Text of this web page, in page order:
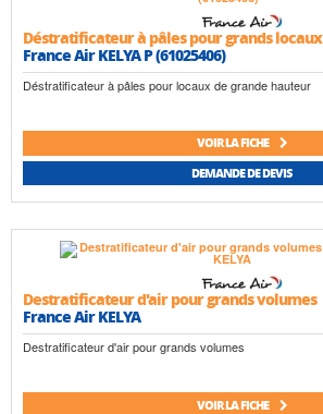
Déstratificateur à pâles pour grands locaux
France Air KELYA P (61025406)
Déstratificateur à pâles pour locaux de grande hauteur
VOIR LA FICHE
DEMANDE DE DEVIS
Destratificateur d'air pour grands volumes
France Air KELYA
Destratificateur d'air pour grands volumes
VOIR LA FICHE